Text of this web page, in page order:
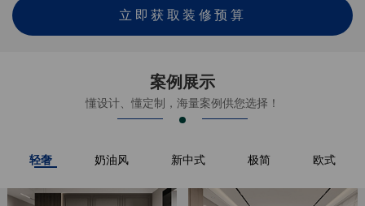
立即获取装修预算
案例展示
懂设计、懂定制，海量案例供您选择！
轻奢 奶油风 新中式 极简 欧式